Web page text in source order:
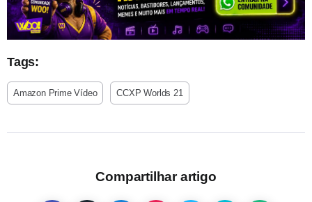
Tags:
Amazon Prime Vídeo CCXP Worlds 21
Compartilhar artigo